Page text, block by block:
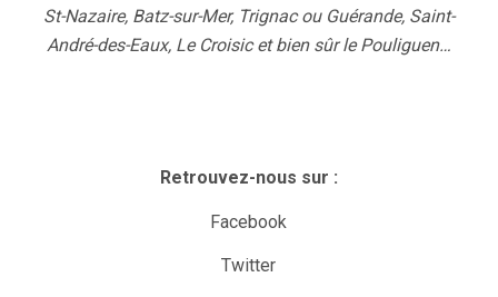
St-Nazaire, Batz-sur-Mer, Trignac ou Guérande, Saint-
André-des-Eaux, Le Croisic et bien sûr le Pouliguen…
Retrouvez-nous sur :
Facebook
Twitter